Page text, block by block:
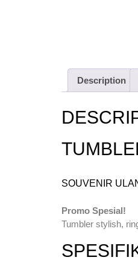
Description
SOUVENIR
Promo Spesial!
Tumbler stylish,